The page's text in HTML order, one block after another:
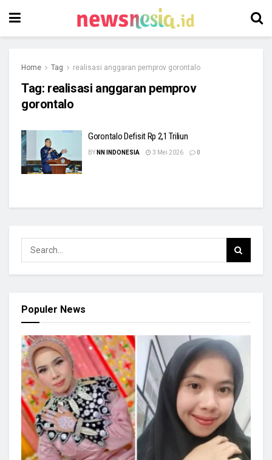
Home Tag realisasi anggaran pemprov gorontalo
Tag: realisasi anggaran pemprov
gorontalo
Gorontalo Defisit Rp 2,1 Triliun
BY NN INDONESIA 3 Mei 2026 0
Populer News